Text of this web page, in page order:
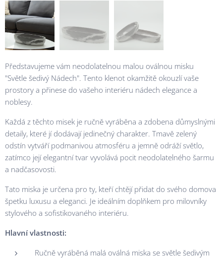
Představujeme vám neodolatelnou malou oválnou misku
"Světle šedivý Nádech". Tento klenot okamžitě okouzlí vaše
prostory a přinese do vašeho interiéru nádech elegance a
noblesy.
Každá z těchto misek je ručně vyráběna a zdobena důmyslnými
detaily, které jí dodávají jedinečný charakter. Tmavě zelený
odstín vytváří podmanivou atmosféru a jemně odráží světlo,
zatímco její elegantní tvar vyvolává pocit neodolatelného šarmu
a nadčasovosti.
Tato miska je určena pro ty, kteří chtějí přidat do svého domova
špetku luxusu a eleganci. Je ideálním doplňkem pro milovníky
stylového a sofistikovaného interiéru.
Hlavní vlastnosti:
Ručně vyráběná malá oválná miska se světle šedivým